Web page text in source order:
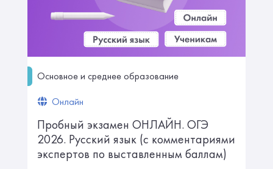
Основное и среднее образование
Онлайн
Пробный экзамен ОНЛАЙН. ㅤㅤОГЭ
2026. Русский язык ㅤㅤㅤㅤ(с комментариями
экспертов по выставленным баллам)